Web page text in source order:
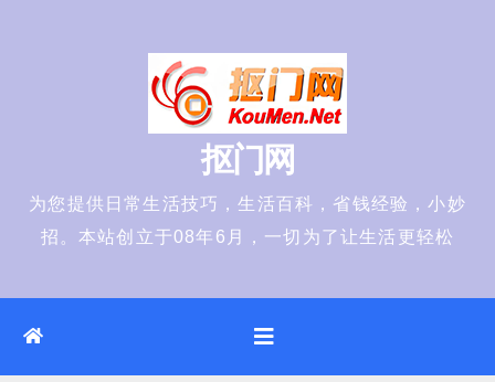
抠门网
为您提供日常生活技巧，生活百科，省钱经验，小妙
招。本站创立于08年6月，一切为了让生活更轻松